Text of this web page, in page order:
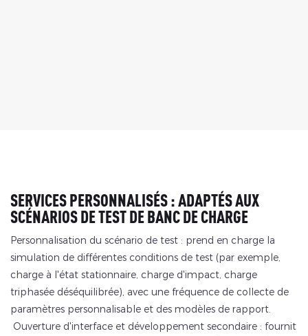
SERVICES PERSONNALISÉS : ADAPTÉS AUX
SCÉNARIOS DE TEST DE BANC DE CHARGE
Personnalisation du scénario de test : prend en charge la
simulation de différentes conditions de test (par exemple,
charge à l'état stationnaire, charge d'impact, charge
triphasée déséquilibrée), avec une fréquence de collecte de
paramètres personnalisable et des modèles de rapport.
Ouverture d'interface et développement secondaire : fournit